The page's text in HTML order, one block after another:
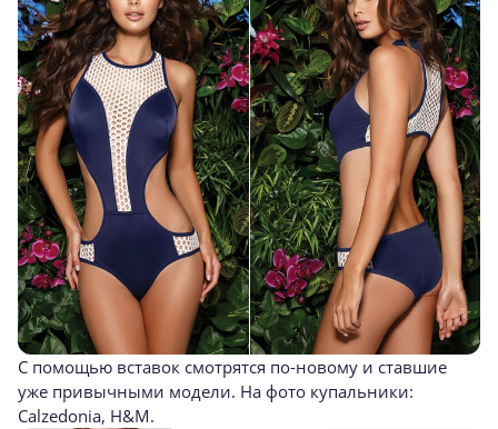
С помощью вставок смотрятся по-новому и ставшие
уже привычными модели. На фото купальники:
Calzedonia, H&M.